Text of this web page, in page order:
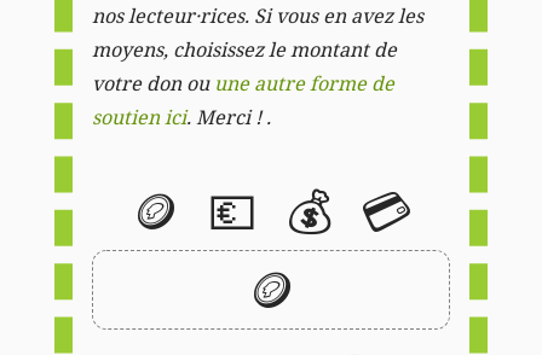
nos lecteur·rices. Si vous en avez les
moyens, choisissez le montant de
votre don ou une autre forme de
soutien ici. Merci ! .
🪙 💶 💰 💳
🪙